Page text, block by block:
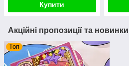
Купити
Акційні пропозиції та новинки
Топ